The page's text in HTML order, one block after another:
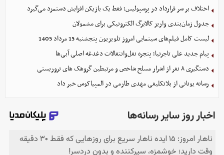
اختلاف بر سر قرارداد در پرسپولیس؛ فقط یک بازیکن افزایش دستمزد می‌گیرد
جدول زمان‌بندی واریز کالابرگ الکترونیکی برای مشمولان
لیست کامل فیلم‌های سینمایی امروز تلویزیون پنجشنبه 15 مرداد 1405
پیام جدید علی تاجرنیا؛ پنجره نقل‌وانتقالات دغدغه اصلی آبی‌ها
دستگیری ۸ نفر از اشرار مسلح شاخص و مرتبطین گروهک های تروریستی
رسانه یونانی از بلاتکلیفی مهدی طارمی در المپیاکوس خبر داد